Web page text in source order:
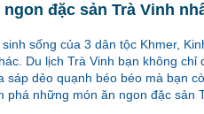
đặc sản Trà Vinh
sống của 3 dân tộc Khmer,
Du lịch Trà Vinh bạn không
sáp dẻo quạnh béo béo mà bạn
phá những món ăn ngon đặc sản